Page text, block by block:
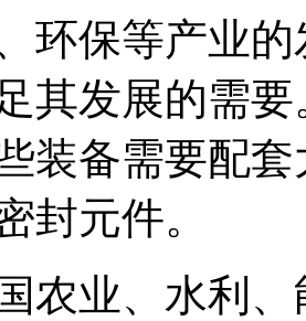
环保等产业
其发展的需
装备需要配
封元件。
农业、水利